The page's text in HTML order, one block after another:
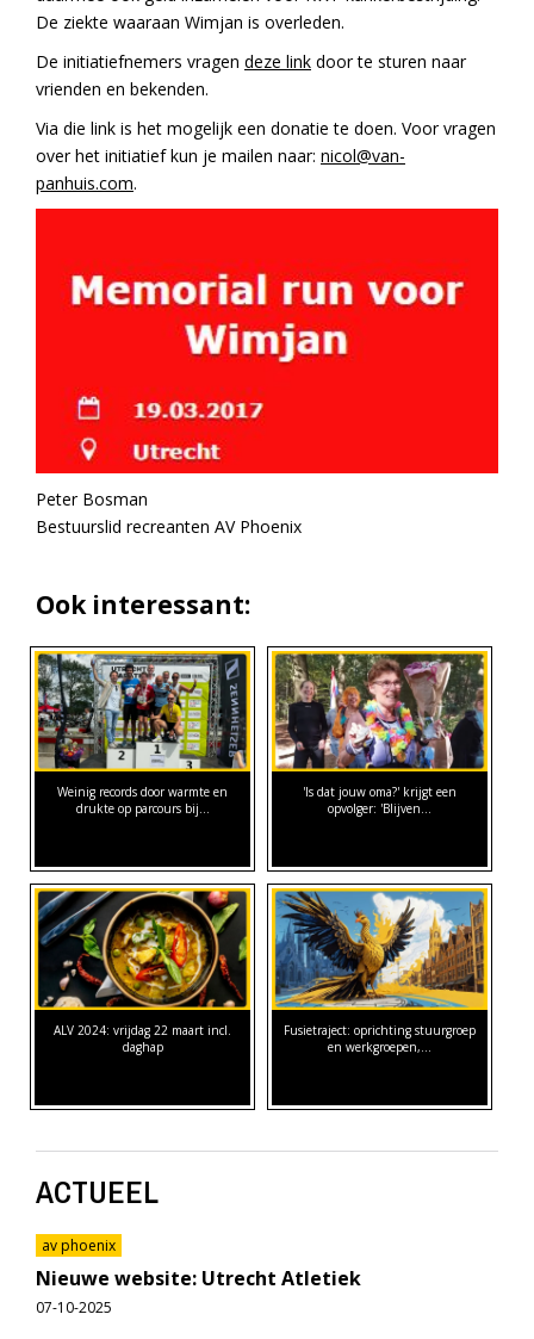
De ziekte waaraan Wimjan is overleden.
De initiatiefnemers vragen deze link door te sturen naar
vrienden en bekenden.
Via die link is het mogelijk een donatie te doen. Voor vragen
over het initiatief kun je mailen naar: nicol@van-
panhuis.com.
Peter Bosman
Bestuurslid recreanten AV Phoenix
Ook interessant:
Weinig records door warmte en
drukte op parcours bij…
'Is dat jouw oma?' krijgt een
opvolger: 'Blijven…
ALV 2024: vrijdag 22 maart incl.
daghap
Fusietraject: oprichting stuurgroep
en werkgroepen,…
ACTUEEL
av phoenix
Nieuwe website: Utrecht Atletiek
07-10-2025